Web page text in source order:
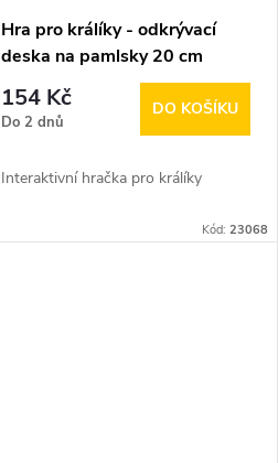
Hra pro králíky - odkrývací
deska na pamlsky 20 cm
154 Kč
Do 2 dnů
DO KOŠÍKU
Interaktivní hračka pro králíky
Kód: 23068